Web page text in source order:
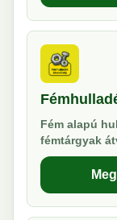
Fém alapú
fémtárgyak